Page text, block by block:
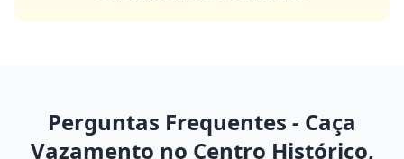
Perguntas Frequentes - Caça
Vazamento no Centro Histórico,